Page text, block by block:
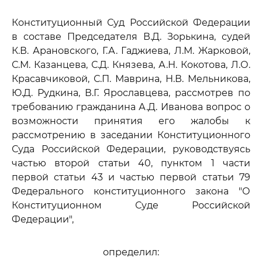
Конституционный Суд Российской Федерации
в составе Председателя В.Д. Зорькина, судей
К.В. Арановского, Г.А. Гаджиева, Л.М. Жарковой,
С.М. Казанцева, С.Д. Князева, А.Н. Кокотова, Л.О.
Красавчиковой, С.П. Маврина, Н.В. Мельникова,
Ю.Д. Рудкина, В.Г. Ярославцева, рассмотрев по
требованию гражданина А.Д. Иванова вопрос о
возможности принятия его жалобы к
рассмотрению в заседании Конституционного
Суда Российской Федерации, руководствуясь
частью второй статьи 40, пунктом 1 части
первой статьи 43 и частью первой статьи 79
Федерального конституционного закона "О
Конституционном Суде Российской
Федерации",
определил: